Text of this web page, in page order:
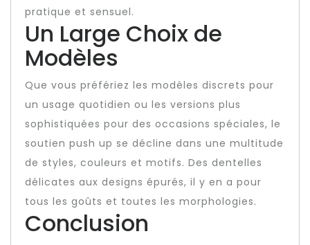
pratique et sensuel.
Un Large Choix de
Modèles
Que vous préfériez les modèles discrets pour
un usage quotidien ou les versions plus
sophistiquées pour des occasions spéciales, le
soutien push up se décline dans une multitude
de styles, couleurs et motifs. Des dentelles
délicates aux designs épurés, il y en a pour
tous les goûts et toutes les morphologies.
Conclusion